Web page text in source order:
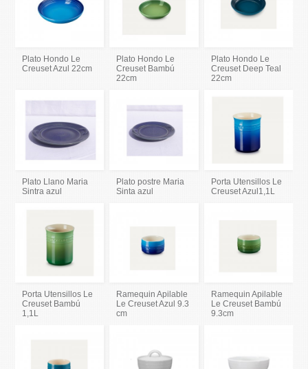
Plato Hondo Le
Creuset Azul 22cm
Plato Hondo Le
Creuset Bambú
22cm
Plato Hondo Le
Creuset Deep Teal
22cm
Plato Llano Maria
Sintra azul
Plato postre Maria
Sinta azul
Porta Utensillos Le
Creuset Azul1,1L
Porta Utensillos Le
Creuset Bambú
1,1L
Ramequin Apilable
Le Creuset Azul 9.3
cm
Ramequin Apilable
Le Creuset Bambú
9.3cm